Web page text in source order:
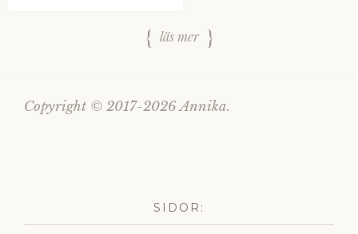
läs mer
Copyright © 2017-2026 Annika.
SIDOR: